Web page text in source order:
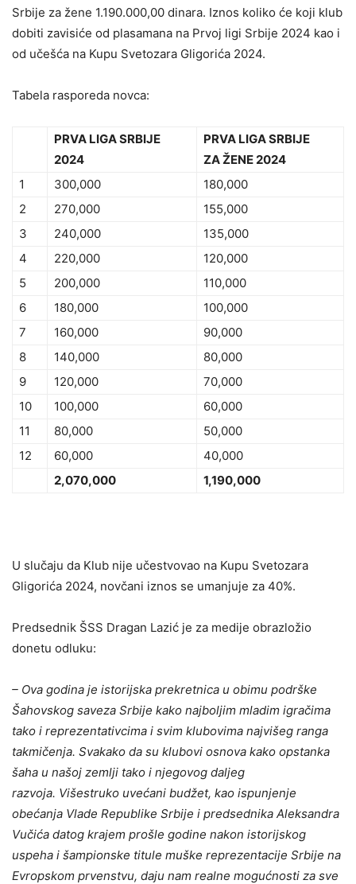
Srbije za žene 1.190.000,00 dinara. Iznos koliko će koji klub
dobiti zavisiće od plasamana na Prvoj ligi Srbije 2024 kao i
od učešća na Kupu Svetozara Gligorića 2024.
Tabela rasporeda novca:
PRVA LIGA SRBIJE
2024
PRVA LIGA SRBIJE
ZA ŽENE 2024
1
300,000
180,000
2
270,000
155,000
3
240,000
135,000
4
220,000
120,000
5
200,000
110,000
6
180,000
100,000
7
160,000
90,000
8
140,000
80,000
9
120,000
70,000
10
100,000
60,000
11
80,000
50,000
12
60,000
40,000
2,070,000
1,190,000
U slučaju da Klub nije učestvovao na Kupu Svetozara
Gligorića 2024, novčani iznos se umanjuje za 40%.
Predsednik ŠSS Dragan Lazić je za medije obrazložio
donetu odluku:
– Ova godina je istorijska prekretnica u obimu podrške
Šahovskog saveza Srbije kako najboljim mladim igračima
tako i reprezentativcima i svim klubovima najvišeg ranga
takmičenja. Svakako da su klubovi osnova kako opstanka
šaha u našoj zemlji tako i njegovog daljeg
razvoja. Višestruko uvećani budžet, kao ispunjenje
obećanja Vlade Republike Srbije i predsednika Aleksandra
Vučića datog krajem prošle godine nakon istorijskog
uspeha i šampionske titule muške reprezentacije Srbije na
Evropskom prvenstvu, daju nam realne mogućnosti za sve